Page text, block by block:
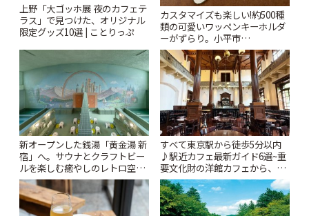
上野「大ゴッホ展 夜のカフェテ
ラス」で見つけた、オリジナル
限定グッズ10選 | ことりっぷ
カスタマイズも楽しい!約500種
類の可愛いワッペンキーホルダ
ーがずらり。小平市
「Kimamaya T&K」 | ことりっ
ぷ
新オープンした銭湯「黄金湯 新
宿」へ。サウナとクラフトビー
ルを楽しむ癒やしのレトロ空間
| ことりっぷ
すべて東京駅から徒歩5分以内
♪駅近カフェ最新ガイド6選~重
要文化財の洋館カフェから、改
札すぐのレトロ喫茶まで~ | こと
りっぷ